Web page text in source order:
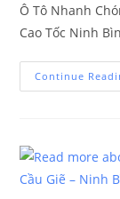
Ô Tô Nhanh
Cao Tốc Ninh
Continue